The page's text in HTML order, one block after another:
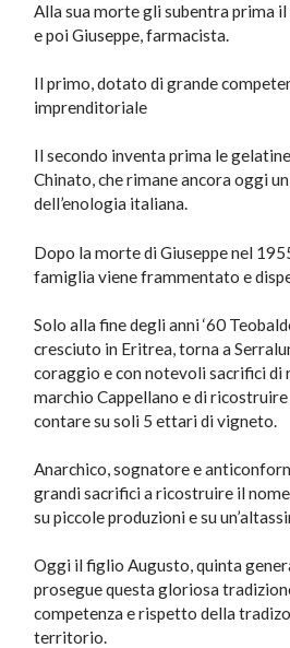
Alla sua morte gli subentra prima
e poi Giuseppe, farmacista.
Il primo, dotato di grande
imprenditoriale
Il secondo inventa prima le
Chinato, che rimane ancora oggi
dell’enologia italiana.
Dopo la morte di Giuseppe nel
famiglia viene frammentato e
Solo alla fine degli anni ‘60
cresciuto in Eritrea, torna a
coraggio e con notevoli sacrifici di
marchio Cappellano e di
contare su soli 5 ettari di vigneto.
Anarchico, sognatore e
grandi sacrifici a ricostruire il
su piccole produzioni e su
Oggi il figlio Augusto, quinta
prosegue questa gloriosa
competenza e rispetto della
territorio.